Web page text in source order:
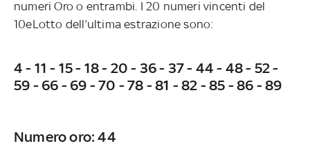
numeri Oro o entrambi. I 20 numeri vincenti del
10eLotto dell’ultima estrazione sono:
4 - 11 - 15 - 18 - 20 - 36 - 37 - 44 - 48 - 52 -
59 - 66 - 69 - 70 - 78 - 81 - 82 - 85 - 86 - 89
Numero oro: 44